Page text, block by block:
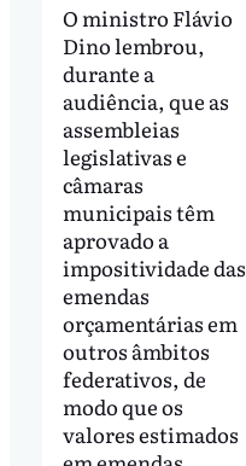
O ministro Flávio
Dino lembrou,
durante a
audiência, que as
assembleias
legislativas e
câmaras
municipais têm
aprovado a
impositividade das
emendas
orçamentárias em
outros âmbitos
federativos, de
modo que os
valores estimados